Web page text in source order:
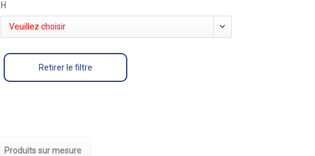
H
Veuillez choisir
Retirer le filtre
Produits sur mesure